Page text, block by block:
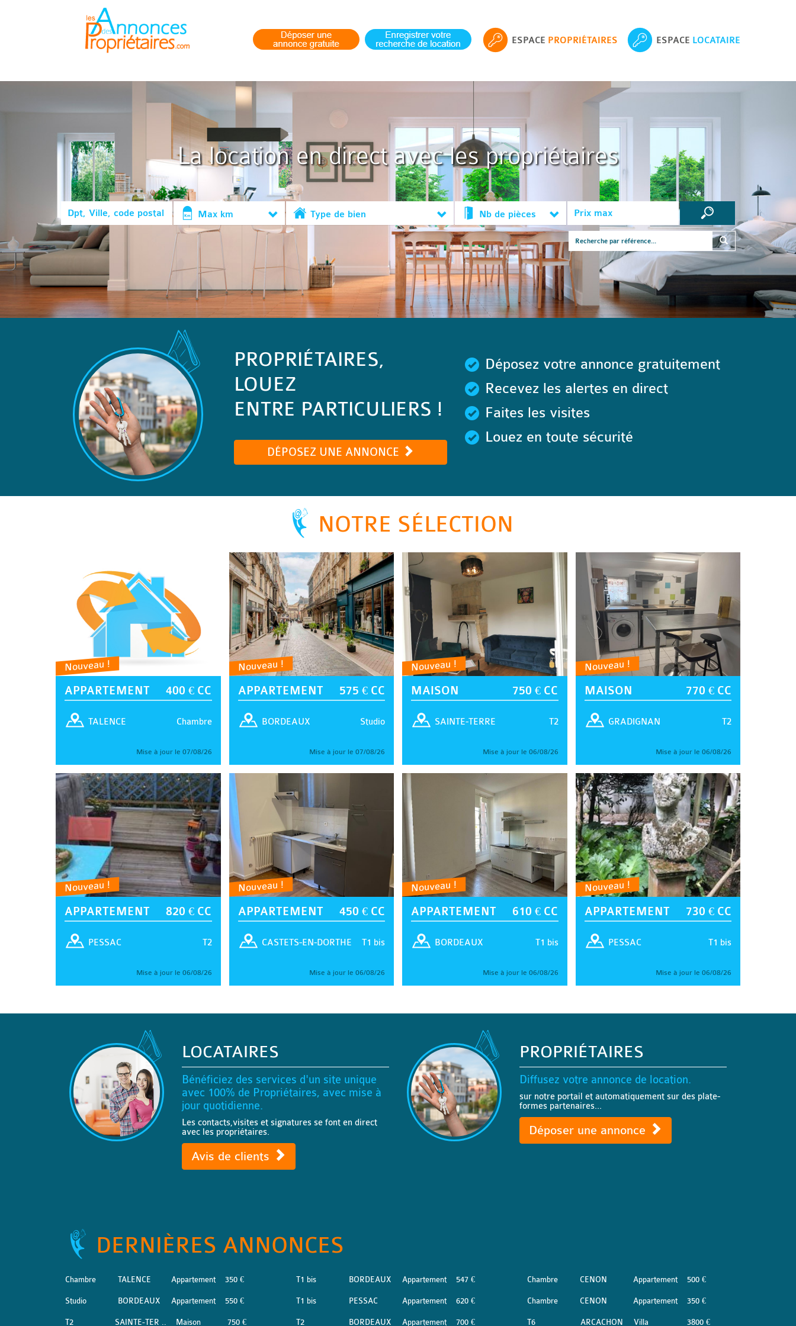
ESPACE PROPRIÉTAIRES ESPACE LOCATAIRE
La location en direct avec les propriétaires
Max km Type de bien Nb de pièces
PROPRIÉTAIRES,
LOUEZ
ENTRE PARTICULIERS !
DÉPOSEZ UNE ANNONCE
Déposez votre annonce gratuitement
Recevez les alertes en direct
Faites les visites
Louez en toute sécurité
NOTRE SÉLECTION
Nouveau !
APPARTEMENT 400 € CC
Chambre
TALENCE
Mise à jour le 07/08/26
Nouveau !
APPARTEMENT 575 € CC
Studio
BORDEAUX
Mise à jour le 07/08/26
Nouveau !
MAISON 750 € CC
T2
SAINTE-TERRE
Mise à jour le 06/08/26
Nouveau !
MAISON 770 € CC
T2
GRADIGNAN
Mise à jour le 06/08/26
Nouveau !
APPARTEMENT 820 € CC
T2
PESSAC
Mise à jour le 06/08/26
Nouveau !
APPARTEMENT 450 € CC
T1 bis
CASTETS-EN-DORTHE
Mise à jour le 06/08/26
Nouveau !
APPARTEMENT 610 € CC
T1 bis
BORDEAUX
Mise à jour le 06/08/26
Nouveau !
APPARTEMENT 730 € CC
T1 bis
PESSAC
Mise à jour le 06/08/26
LOCATAIRES
Bénéficiez des services d'un site unique
avec 100% de Propriétaires, avec mise à
jour quotidienne.
Les contacts,visites et signatures se font en direct
avec les propriétaires.
Avis de clients
PROPRIÉTAIRES
Diffusez votre annonce de location.
sur notre portail et automatiquement sur des plate-
formes partenaires...
Déposer une annonce
DERNIÈRES ANNONCES
Chambre TALENCE Appartement 350 €
Studio BORDEAUX Appartement 550 €
T2 SAINTE-TER .. Maison 750 €
T1 bis BORDEAUX Appartement 547 €
T1 bis PESSAC Appartement 620 €
T2 BORDEAUX Appartement 700 €
Chambre CENON Appartement 500 €
Chambre CENON Appartement 350 €
T6 ARCACHON Villa 3800 €